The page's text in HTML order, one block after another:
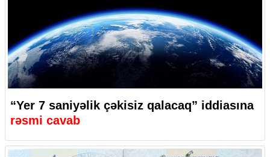
“Yer 7 saniyəlik çəkisiz qalacaq” iddiasına
rəsmi cavab